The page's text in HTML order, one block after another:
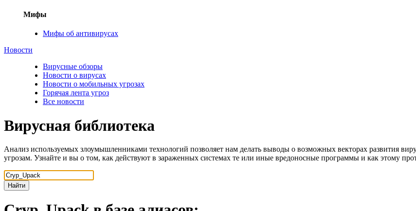
Мифы
Мифы об антивирусах
Новости
Вирусные обзоры
Новости о вирусах
Новости о мобильных угрозах
Горячая лента угроз
Все новости
Вирусная библиотека
Анализ используемых злоумышленниками технологий позволяет нам делать выводы о возможных векторах развития
угрозам. Узнайте и вы о том, как действуют в зараженных системах те или иные вредоносные программы и как этому
Найти